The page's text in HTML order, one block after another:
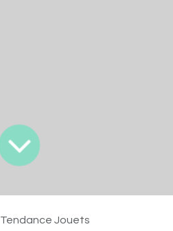
Tendance Jouets